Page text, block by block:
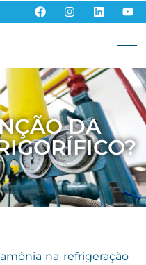
DA
na refrigeração